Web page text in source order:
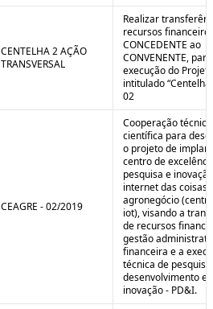
CENTELHA 2 AÇÃO
TRANSVERSAL
Realizar
recursos
CONCEDENTE ao
CONVENENTE,
execução do Projeto
intitulado
02
CEAGRE - 02/2019
Cooperação
científica para
o projeto de
centro de
pesquisa e
internet das coisas
agronegócio
iot), visando a
de recursos
gestão
financeira e a
técnica de pesquisa,
desenvolvimento e
inovação - PD&I.